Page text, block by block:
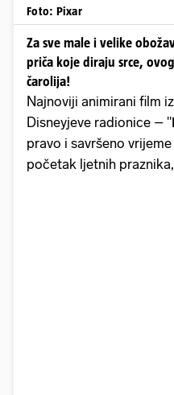
Foto: Pixar
Za sve male i velike
priča koje diraju srce,
čarolija!
Najnoviji animirani film
Disneyjeve radionice – "
pravo i savršeno
početak ljetnih